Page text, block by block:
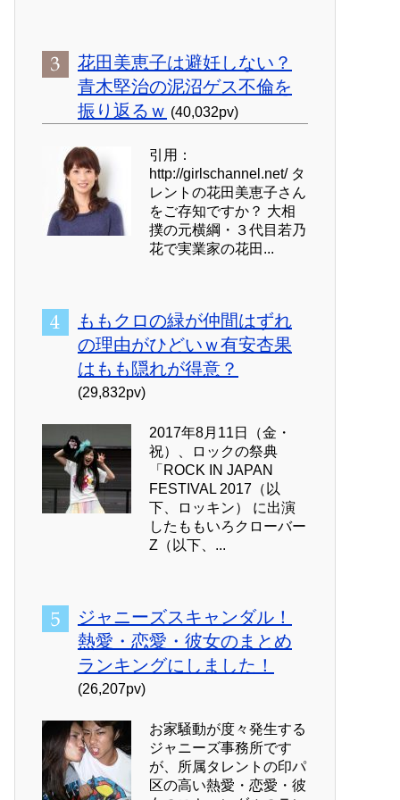
花田美恵子は避妊しない？
青木堅治の泥沼ゲス不倫を
振り返るｗ (40,032pv)
引用：
http://girlschannel.net/ タ
レントの花田美恵子さん
をご存知ですか？ 大相
撲の元横綱・３代目若乃
花で実業家の花田...
ももクロの緑が仲間はずれ
の理由がひどいｗ有安杏果
はもも隠れが得意？
(29,832pv)
2017年8月11日（金・
祝）、ロックの祭典
「ROCK IN JAPAN
FESTIVAL 2017（以
下、ロッキン） に出演
したももいろクローバー
Z（以下、...
ジャニーズスキャンダル！
熱愛・恋愛・彼女のまとめ
ランキングにしました！
(26,207pv)
お家騒動が度々発生する
ジャニーズ事務所です
が、所属タレントの印パ
区の高い熱愛・恋愛・彼